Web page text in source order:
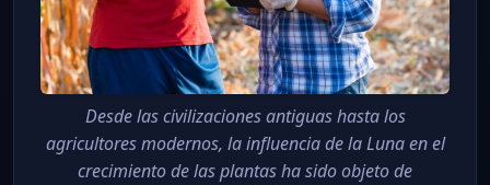
Desde las civilizaciones antiguas hasta los
agricultores modernos, la influencia de la Luna en el
crecimiento de las plantas ha sido objeto de